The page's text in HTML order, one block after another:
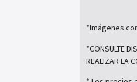
*Imágenes
*CONSULTE
REALIZAR LA